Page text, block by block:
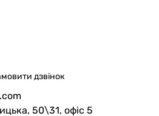
дзвінок
50\31, офіс 5